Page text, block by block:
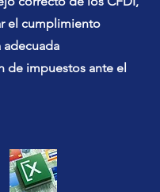
el cumplimiento
adecuada
de impuestos ante el